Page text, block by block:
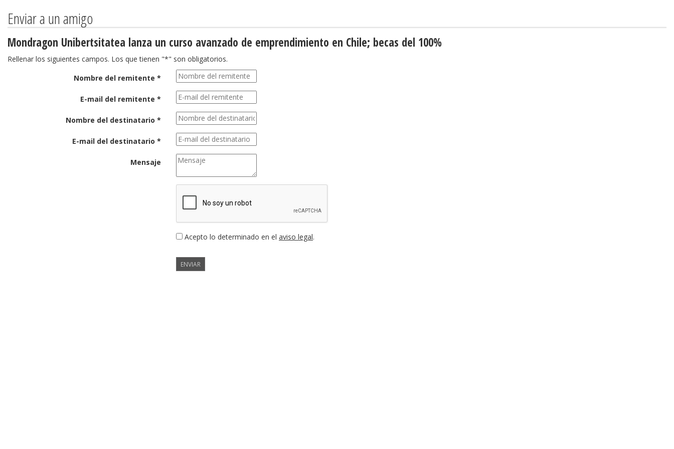
Enviar a un amigo
Mondragon Unibertsitatea lanza un curso avanzado de emprendimiento en Chile; becas del 100%
Rellenar los siguientes campos. Los que tienen "*" son obligatorios.
Nombre del remitente *
E-mail del remitente *
Nombre del destinatario *
E-mail del destinatario *
Mensaje
Acepto lo determinado en el aviso legal.
ENVIAR